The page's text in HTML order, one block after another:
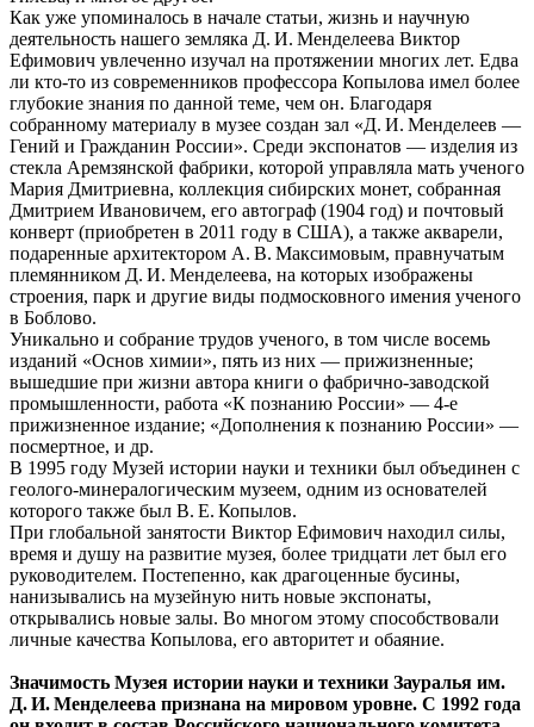
Как уже упоминалось в начале статьи, жизнь и научную
деятельность нашего земляка Д. И. Менделеева Виктор
Ефимович увлеченно изучал на протяжении многих лет. Едва
ли кто-то из современников профессора Копылова имел более
глубокие знания по данной теме, чем он. Благодаря
собранному материалу в музее создан зал «Д. И. Менделеев —
Гений и Гражданин России». Среди экспонатов — изделия из
стекла Аремзянской фабрики, которой управляла мать ученого
Мария Дмитриевна, коллекция сибирских монет, собранная
Дмитрием Ивановичем, его автограф (1904 год) и почтовый
конверт (приобретен в 2011 году в США), а также акварели,
подаренные архитектором А. В. Максимовым, правнучатым
племянником Д. И. Менделеева, на которых изображены
строения, парк и другие виды подмосковного имения ученого
в Боблово.
Уникально и собрание трудов ученого, в том числе восемь
изданий «Основ химии», пять из них — прижизненные;
вышедшие при жизни автора книги о фабрично-заводской
промышленности, работа «К познанию России» — 4-е
прижизненное издание; «Дополнения к познанию России» —
посмертное, и др.
В 1995 году Музей истории науки и техники был объединен с
геолого-минералогическим музеем, одним из основателей
которого также был В. Е. Копылов.
При глобальной занятости Виктор Ефимович находил силы,
время и душу на развитие музея, более тридцати лет был его
руководителем. Постепенно, как драгоценные бусины,
нанизывались на музейную нить новые экспонаты,
открывались новые залы. Во многом этому способствовали
личные качества Копылова, его авторитет и обаяние.
Значимость Музея истории науки и техники Зауралья им.
Д. И. Менделеева признана на мировом уровне. С 1992 года